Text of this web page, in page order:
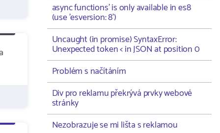
async functions' is only available in es8
(use 'esversion: 8')
Uncaught (in promise) SyntaxError:
Unexpected token < in JSON at position 0
Problém s načítáním
Div pro reklamu překrývá prvky webové
stránky
Nezobrazuje se mi lišta s reklamou